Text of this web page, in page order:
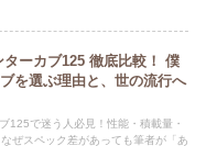
ーカブ125 徹底比較！ 僕
を選ぶ理由と、世の流行へ
125で迷う人必見！性能・積載量・
ぜスペック差があっても筆者が「あ